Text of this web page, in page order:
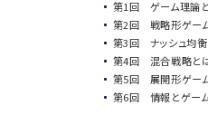
第1回 ゲーム理論
第2回 戦略形ゲー
第3回 ナッシュ均衡
第4回 混合戦略と
第5回 展開形ゲー
第6回 情報とゲー